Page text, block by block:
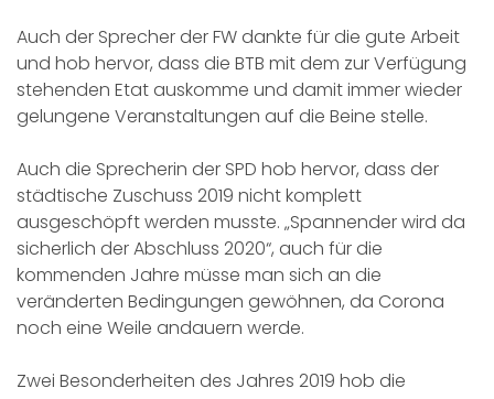
Auch der Sprecher der FW dankte für die gute Arbeit
und hob hervor, dass die BTB mit dem zur Verfügung
stehenden Etat auskomme und damit immer wieder
gelungene Veranstaltungen auf die Beine stelle.
Auch die Sprecherin der SPD hob hervor, dass der
städtische Zuschuss 2019 nicht komplett
ausgeschöpft werden musste. „Spannender wird da
sicherlich der Abschluss 2020“, auch für die
kommenden Jahre müsse man sich an die
veränderten Bedingungen gewöhnen, da Corona
noch eine Weile andauern werde.
Zwei Besonderheiten des Jahres 2019 hob die